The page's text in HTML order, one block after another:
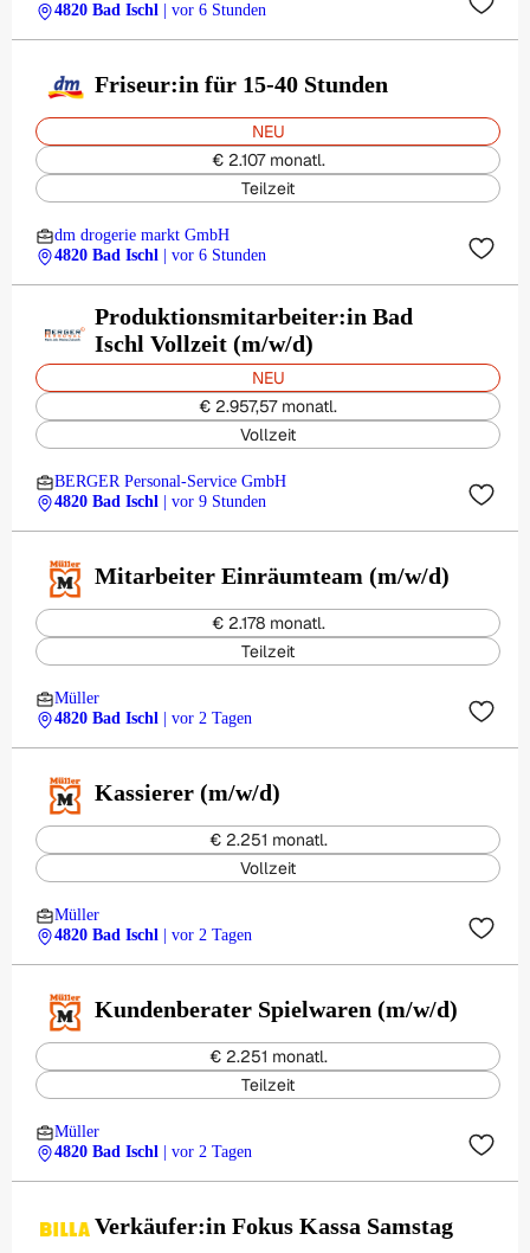
4820 Bad Ischl
| vor 6 Stunden
Friseur:in für 15-40 Stunden
NEU
€ 2.107 monatl.
Teilzeit
dm drogerie markt GmbH
4820 Bad Ischl
| vor 6 Stunden
Produktionsmitarbeiter:in Bad
Ischl Vollzeit (m/w/d)
NEU
€ 2.957,57 monatl.
Vollzeit
BERGER Personal-Service GmbH
4820 Bad Ischl
| vor 9 Stunden
Mitarbeiter Einräumteam (m/w/d)
€ 2.178 monatl.
Teilzeit
Müller
4820 Bad Ischl
| vor 2 Tagen
Kassierer (m/w/d)
€ 2.251 monatl.
Vollzeit
Müller
4820 Bad Ischl
| vor 2 Tagen
Kundenberater Spielwaren (m/w/d)
€ 2.251 monatl.
Teilzeit
Müller
4820 Bad Ischl
| vor 2 Tagen
Verkäufer:in Fokus Kassa Samstag